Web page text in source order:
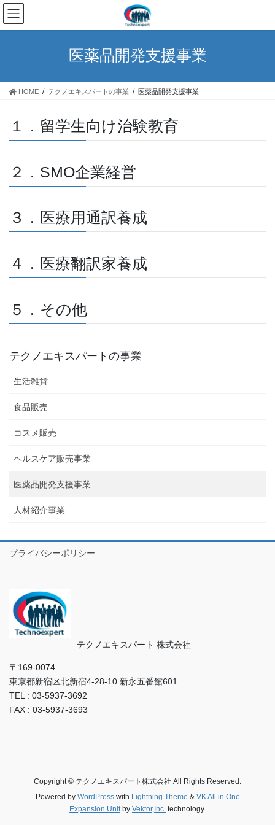
コ
ン
テ
ス
ナ
ビ
ゲ
ン
医薬品開発支援事業
HOME テクノエキスパートの事業 医薬品開発支援事業
１．留学生向け治験教育
２．SMO企業経営
３．医療用通訳養成
４．医療翻訳家養成
５．その他
テクノエキスパートの事業
生活雑貨
食品販売
コスメ販売
ヘルスケア販売事業
医薬品開発支援事業
人材紹介事業
プライバシーポリシー
テクノエキスパート 株式会社
〒169‐0074
東京都新宿区北新宿4-28-10 新永五番館601
TEL : 03-5937-3692
FAX : 03-5937-3693
Copyright © テクノエキスパート株式会社 All Rights Reserved.
Powered by WordPresswith Lightning Theme & VK All in One
Expansion Unitby Vektor,Inc. technology.